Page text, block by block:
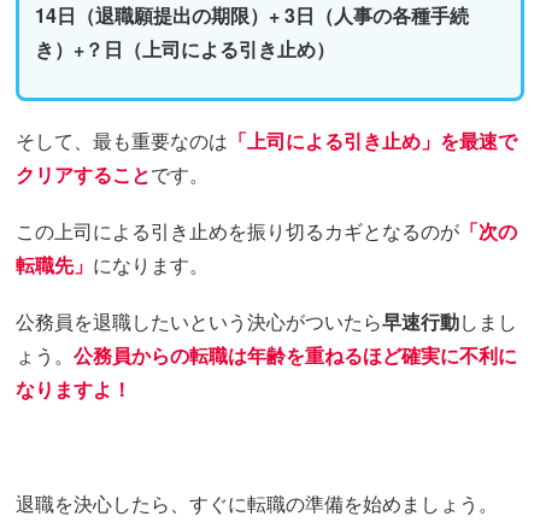
14日（退職願提出の期限）+ 3日（人事の各種手続
き）+？日（上司による引き止め）
そして、最も重要なのは 「上司による引き止め」を最速で
クリアすることです。
この上司による引き止めを振り切るカギとなるのが 「次の
転職先」 になります。
公務員を退職したいという決心がついたら早速行動しまし
ょう。公務員からの転職は年齢を重ねるほど確実に不利に
なりますよ！
退職を決心したら、すぐに転職の準備を始めましょう。